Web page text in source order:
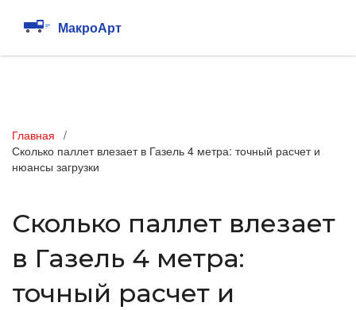
Главная
Сколько паллет влезает в Газель 4 метра: точный расчет и
нюансы загрузки
Сколько паллет влезает
в Газель 4 метра:
точный расчет и